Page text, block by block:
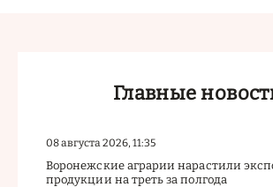
Главные
08 августа 2026, 11:35
Воронежские аграрии нарастили
продукции на треть за полгода